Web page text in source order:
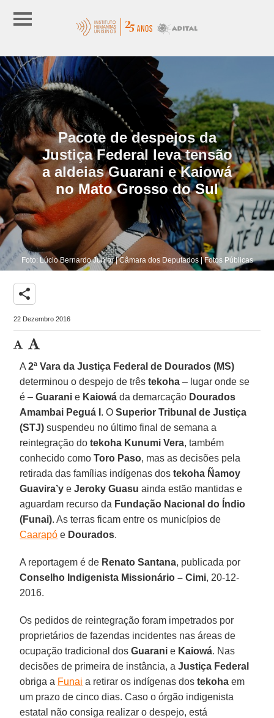
Pacote de despejos da
Justiça Federal leva tensão
a aldeias Guarani e Kaiowá
no Mato Grosso do Sul
Foto: Lúcio Bernardo Junior | Câmara dos Deputados | Fotos Públicas
share
22 Dezembro 2016
A2ª Vara da Justiça Federal de Dourados (MS)
determinou o despejo de trêstekoha – lugar onde se
é –Guarani e Kaiowá da demarcação Dourados
Amambai Peguá I . OSuperior Tribunal de Justiça
(STJ) suspendeu no último final de semana a
reintegração dotekoha Kunumi Vera, também
conhecido comoToro Paso, mas as decisões pela
retirada das famílias indígenas dostekoha Ñamoy
Guavira’y eJeroky Guasu ainda estão mantidas e
aguardam recurso da Fundação Nacional do Índio
(Funai). As terras ficam entre os municípios de
Caarapó e Dourados.
A reportagem é de Renato Santana, publicada por
Conselho Indigenista Missionário – Cimi, 20-12-
2016.
Os pedidos de reintegração foram impetrados por
proprietários de fazendas incidentes nas áreas de
ocupação tradicional dosGuarani e Kaiowá. Nas
decisões de primeira de instância, aJustiça Federal
obriga a Funai a retirar os indígenas dostekoha em
um prazo de cinco dias. Caso o órgão indigenista
estatal não consiga realizar o despejo, está